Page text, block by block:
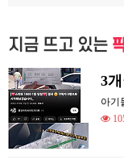
지금 뜨고 있는
아기